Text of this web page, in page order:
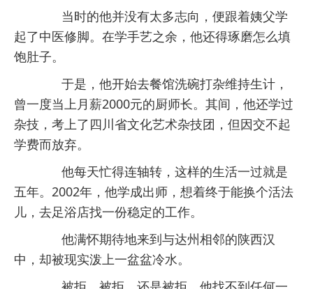
当时的他并没有太多志向，便跟着姨父学
起了中医修脚。在学手艺之余，他还得琢磨怎么填
饱肚子。
于是，他开始去餐馆洗碗打杂维持生计，
曾一度当上月薪2000元的厨师长。其间，他还学过
杂技，考上了四川省文化艺术杂技团，但因交不起
学费而放弃。
他每天忙得连轴转，这样的生活一过就是
五年。2002年，他学成出师，想着终于能换个活法
儿，去足浴店找一份稳定的工作。
他满怀期待地来到与达州相邻的陕西汉
中，却被现实泼上一盆盆冷水。